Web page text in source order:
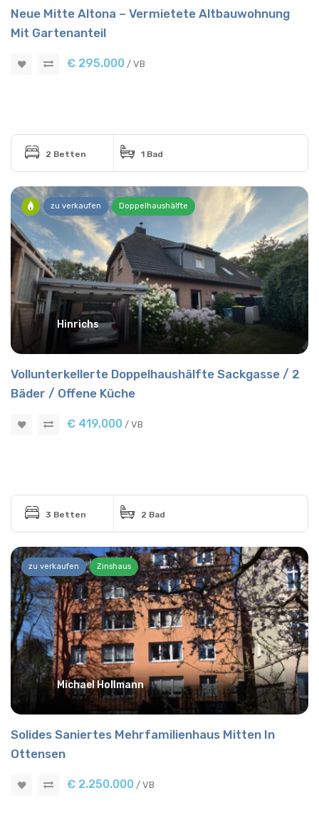
Neue Mitte Altona – Vermietete Altbauwohnung
Mit Gartenanteil
€ 295.000 / VB
2 Betten 1 Bad
Hinrichs
zu verkaufen Doppelhaushälfte
Vollunterkellerte Doppelhaushälfte Sackgasse / 2
Bäder / Offene Küche
€ 419.000 / VB
3 Betten 2 Bad
Michael Hollmann
zu verkaufen Zinshaus
Solides Saniertes Mehrfamilienhaus Mitten In
Ottensen
€ 2.250.000 / VB